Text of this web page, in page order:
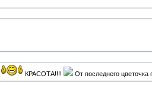
КРАСОТА!!!!
От последнего